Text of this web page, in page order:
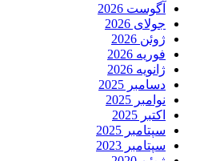
آگوست 2026
جولای 2026
ژوئن 2026
فوریه 2026
ژانویه 2026
دسامبر 2025
نوامبر 2025
اکتبر 2025
سپتامبر 2025
سپتامبر 2023